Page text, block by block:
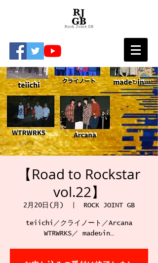
【Road to Rockstar
vol.22】
2月20日(月) ROCK JOINT GB
teiichi／クライノート／Arcana
WTRWRKS／ made↻in…